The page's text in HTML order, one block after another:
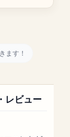
ます！
レビュー